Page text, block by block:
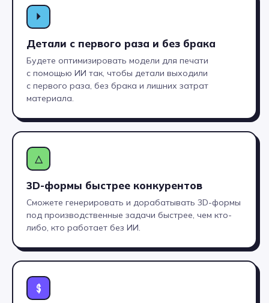
⏵
Детали с первого раза и без брака
Будете оптимизировать модели для печати
с помощью ИИ так, чтобы детали выходили
с первого раза, без брака и лишних затрат
материала.
△
3D-формы быстрее конкурентов
Сможете генерировать и дорабатывать 3D-формы
под производственные задачи быстрее, чем кто-
либо, кто работает без ИИ.
$
Поступить в ВУЗ
Без ЕГЭ по внутренним
На сокращенную программу
обучения с перезачетом части
дисциплин
Хекслет Колледжсотрудничает
с 20+ вузами страны
поступление на льготных
условиях
Устроиться на работу
80% выпускников Хекслет
устраиваются на работу в IT
в течение 1 года после выпуска
Хекслет Колледжсотрудничает
с 30+ компаниями-
трудоустройства:
мы гарантируем вам
стажировки в реальных IT-
компаниях и активную помощь
в старте карьеры